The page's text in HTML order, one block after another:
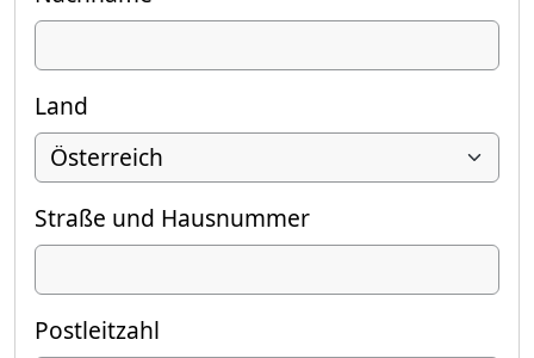
Land
Straße und Hausnummer
Postleitzahl